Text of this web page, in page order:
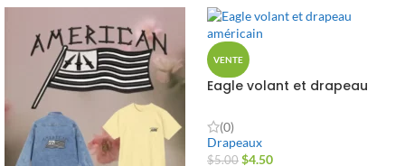
VENTE
Eagle volant et drapeau
(0)
Drapeaux
$5.00 $4.50